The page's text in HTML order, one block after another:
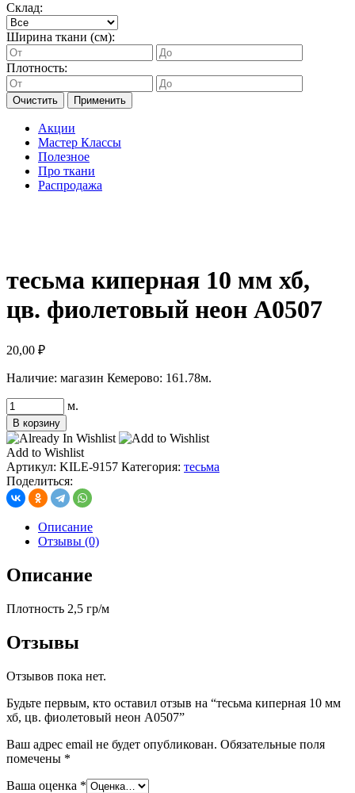
Склад:
Ширина ткани (см):
Плотность:
Очистить Применить
Акции
Мастер Классы
Полезное
Про ткани
Распродажа
тесьма киперная 10 мм хб,
цв. фиолетовый неон А0507
20,00 ₽
Наличие: магазин Кемерово: 161.78м.
Количество
товара
тесьма
киперная
10
мм
хб,
цв.
неон
А0507
м.
В корзину
Add to Wishlist
Артикул: KILE-9157 Категория: тесьма
Поделиться:
Описание
Отзывы (0)
Описание
Плотность 2,5 гр/м
Отзывы
Отзывов пока нет.
Будьте первым, кто оставил отзыв на “тесьма киперная 10 мм
хб, цв. фиолетовый неон А0507”
Ваш адрес email не будет опубликован. Обязательные поля
помечены *
Ваша оценка *